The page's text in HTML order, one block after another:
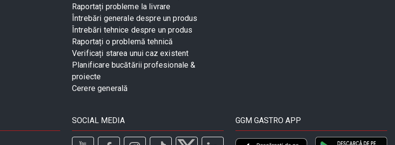
Raportați probleme la livrare
Întrebări generale despre un produs
Întrebări tehnice despre un produs
Raportați o problemă tehnică
Verificați starea unui caz existent
Planificare bucătării profesionale &
proiecte
Cerere generală
SOCIAL MEDIA GGM GASTRO APP